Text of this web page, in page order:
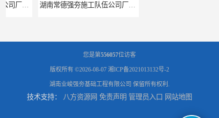
湖南常德强夯施工队伍公司厂房地基强夯施工
您是第556057位访客
版权所有 ©2026-08-07 湘ICP备2021013132号-2
湖南业峻强夯基础工程有限公司 保留所有权利.
技术支持： 八方资源网 免责声明 管理员入口 网站地图